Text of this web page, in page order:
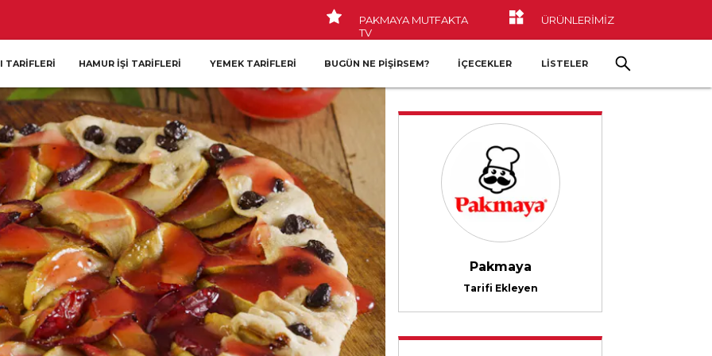
PAKMAYA MUTFAKTA
TV
ÜRÜNLERİMİZ
TARIFLERI HAMUR İŞI TARIFLERI YEMEK TARIFLERI BUGÜN NE PIŞIRSEM? İÇECEKLER LİSTELER
Pakmaya
Tarifi Ekleyen